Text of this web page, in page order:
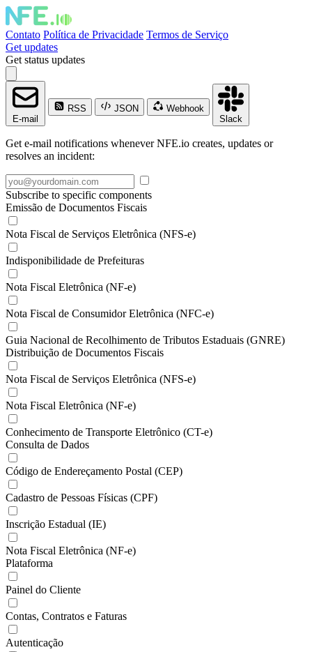
Contato Política de Privacidade Termos de Serviço
Get updates
Get status updates
E-mail
RSS JSON
Webhook
Slack
Get e-mail notifications whenever NFE.io creates, updates or
resolves an incident:
Subscribe to specific components
Emissão de Documentos Fiscais
Nota Fiscal de Serviços Eletrônica (NFS-e)
Indisponibilidade de Prefeituras
Nota Fiscal Eletrônica (NF-e)
Nota Fiscal de Consumidor Eletrônica (NFC-e)
Guia Nacional de Recolhimento de Tributos Estaduais (GNRE)
Distribuição de Documentos Fiscais
Nota Fiscal de Serviços Eletrônica (NFS-e)
Nota Fiscal Eletrônica (NF-e)
Conhecimento de Transporte Eletrônico (CT-e)
Consulta de Dados
Código de Endereçamento Postal (CEP)
Cadastro de Pessoas Físicas (CPF)
Inscrição Estadual (IE)
Nota Fiscal Eletrônica (NF-e)
Plataforma
Painel do Cliente
Contas, Contratos e Faturas
Autenticação